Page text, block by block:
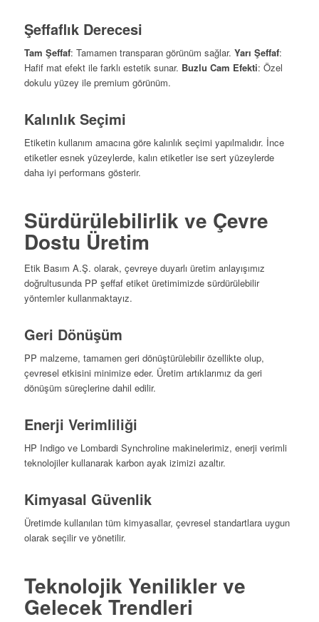
Şeffaflık Derecesi
Tam Şeffaf: Tamamen transparan görünüm sağlar. Yarı Şeffaf:
Hafif mat efekt ile farklı estetik sunar. Buzlu Cam Efekti: Özel
dokulu yüzey ile premium görünüm.
Kalınlık Seçimi
Etiketin kullanım amacına göre kalınlık seçimi yapılmalıdır. İnce
etiketler esnek yüzeylerde, kalın etiketler ise sert yüzeylerde
daha iyi performans gösterir.
Sürdürülebilirlik ve Çevre
Dostu Üretim
Etik Basım A.Ş. olarak, çevreye duyarlı üretim anlayışımız
doğrultusunda PP şeffaf etiket üretimimizde sürdürülebilir
yöntemler kullanmaktayız.
Geri Dönüşüm
PP malzeme, tamamen geri dönüştürülebilir özellikte olup,
çevresel etkisini minimize eder. Üretim artıklarımız da geri
dönüşüm süreçlerine dahil edilir.
Enerji Verimliliği
HP Indigo ve Lombardi Synchroline makinelerimiz, enerji verimli
teknolojiler kullanarak karbon ayak izimizi azaltır.
Kimyasal Güvenlik
Üretimde kullanılan tüm kimyasallar, çevresel standartlara uygun
olarak seçilir ve yönetilir.
Teknolojik Yenilikler ve
Gelecek Trendleri